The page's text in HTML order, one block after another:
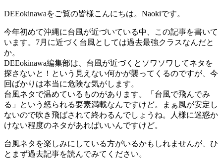
DEEokinawaをご覧の皆様こんにちは。Naokiです。
今年初めて沖縄に台風が近づいている中、この記事を書いて
います。7月に近づく台風としては過去最強クラスなんだと
か。
DEEokinawa編集部は、台風が近づくとソワソワしてネタを
探さないと！という見えない何かが襲ってくるのですが、今
回ばかりは本当に危険な気がします。
台風ネタで温めているものがあります。「台風で飛んでみ
る」という怒られる要素満載なんですけど。まぁ風が安定し
ないので吹き飛ばされて終わるんでしょうね。人様に迷惑か
けない程度のネタがあればいいんですけど。
台風ネタを楽しみにしている方がいるかもしれませんが、ひ
とまず過去記事を読んでみてください。